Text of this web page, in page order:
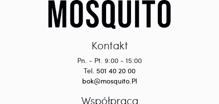
Kontakt
Pn. - Pt. 9:00 - 15:00
Tel. 501 40 20 00
bok@mosquito.Pl
Współpraca